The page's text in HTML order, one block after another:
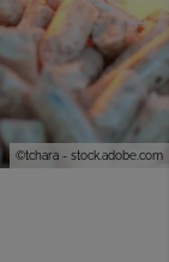
©tchara - stock.adobe.com